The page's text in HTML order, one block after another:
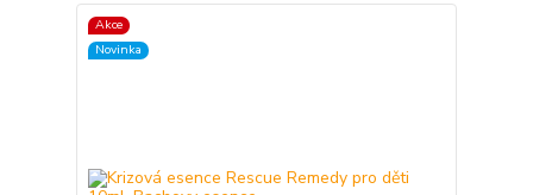
Akce
Novinka